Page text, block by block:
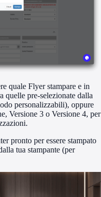
quale Flyer stampare e in
quelle pre-selezionate dalla
personalizzabili), oppure
Versione 3 o Versione 4, per
pronto per essere stampato
tua stampante (per